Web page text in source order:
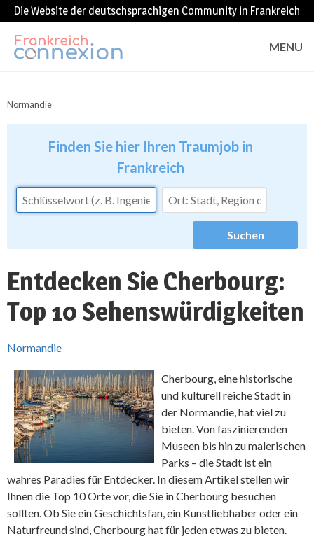
Die Website der deutschsprachigen Community in Frankreich
MENU
Normandie
Finden Sie hier Ihren Traumjob in
Frankreich
Entdecken Sie Cherbourg:
Top 10 Sehenswürdigkeiten
Normandie
Cherbourg, eine historische
und kulturell reiche Stadt in
der Normandie, hat viel zu
bieten. Von faszinierenden
Museen bis hin zu malerischen
Parks – die Stadt ist ein
wahres Paradies für Entdecker. In diesem Artikel stellen wir
Ihnen die Top 10 Orte vor, die Sie in Cherbourg besuchen
sollten. Ob Sie ein Geschichtsfan, ein Kunstliebhaber oder ein
Naturfreund sind, Cherbourg hat für jeden etwas zu bieten.